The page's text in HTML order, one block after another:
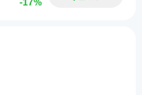
-17%